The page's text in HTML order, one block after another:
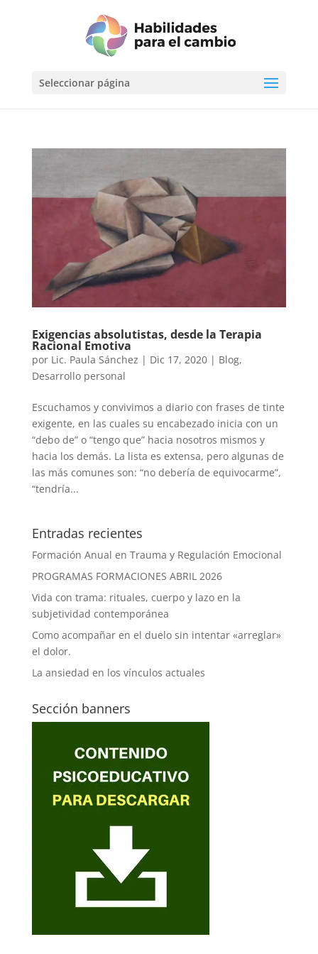
Seleccionar página
Exigencias absolutistas, desde la Terapia
Racional Emotiva
por Lic. Paula Sánchez | Dic 17, 2020| Blog,
Desarrollo personal
Escuchamos y convivimos a diario con frases de tinte
exigente, en las cuales su encabezado inicia con un
“debo de” o “tengo que” hacia nosotros mismos y
hacia los demás. La lista es extensa, pero algunas de
las más comunes son: “no debería de equivocarme”,
“tendría...
Entradas recientes
Formación Anual en Trauma y Regulación Emocional
PROGRAMAS FORMACIONES ABRIL 2026
Vida con trama: rituales, cuerpo y lazo en la
subjetividad contemporánea
Como acompañar en el duelo sin intentar «arreglar»
el dolor.
La ansiedad en los vínculos actuales
Sección banners